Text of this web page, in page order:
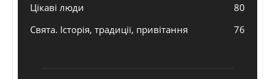
Цікаві люди
80
Свята. Історія, традиції, привітання
76